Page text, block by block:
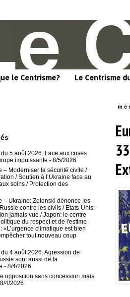
le Centrisme? Le Centrisme
5 août 2026. Face aux crises
impuissante - 8/5/2026
– Moderniser la sécurité civile /
/ Soutien à l’Ukraine face au
soins / Protection des
– Ukraine: Zelenski dénonce les
contre les civils / Etats-Unis:
jamais vue / Japon: le centre
du respect et de l'estime
climatique est bien
tout nouveau coup
4 août 2026. Agression de
sont aussi de la
- 8/4/2026
opposition sans concession mais
4/2026